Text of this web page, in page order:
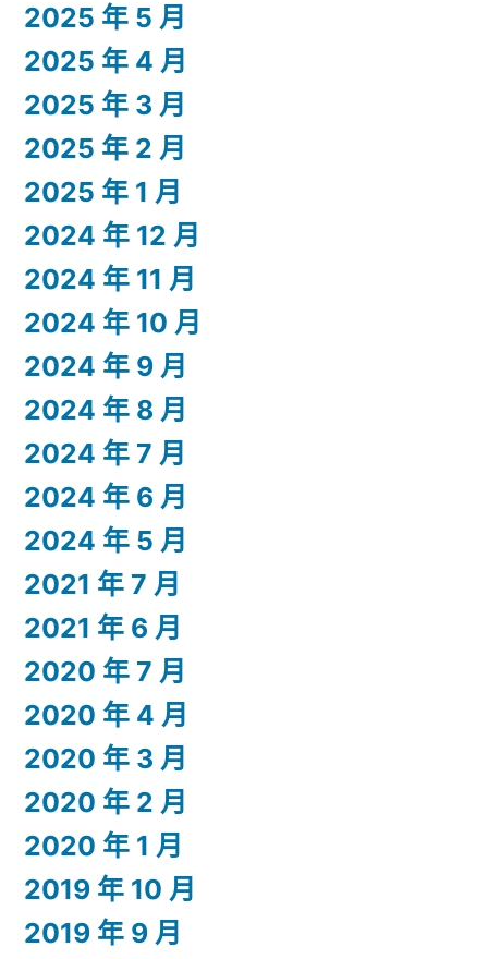
2025 年 5 月
2025 年 4 月
2025 年 3 月
2025 年 2 月
2025 年 1 月
2024 年 12 月
2024 年 11 月
2024 年 10 月
2024 年 9 月
2024 年 8 月
2024 年 7 月
2024 年 6 月
2024 年 5 月
2021 年 7 月
2021 年 6 月
2020 年 7 月
2020 年 4 月
2020 年 3 月
2020 年 2 月
2020 年 1 月
2019 年 10 月
2019 年 9 月